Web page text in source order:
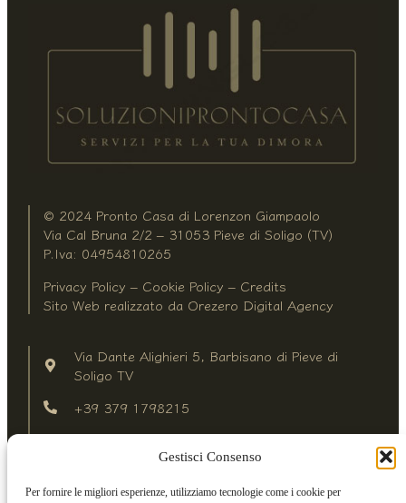
Gestisci Consenso
Per fornire le migliori esperienze, utilizziamo tecnologie come i cookie per
© 2024 Pronto Casa di Lorenzon Giampaolo
Via Cal Bruna 2/2 – 31053 Pieve di Soligo (TV)
P.Iva: 04954810265
Privacy Policy – Cookie Policy – Credits
Sito Web realizzato da Orezero Digital Agency
Via Dante Alighieri 5, Barbisano di Pieve di
Soligo TV
+39 379 1798215
Da Lunedì a Venerdì 8:00-12:00/13:30-18:00
Sabato mattina 8:00-12:00